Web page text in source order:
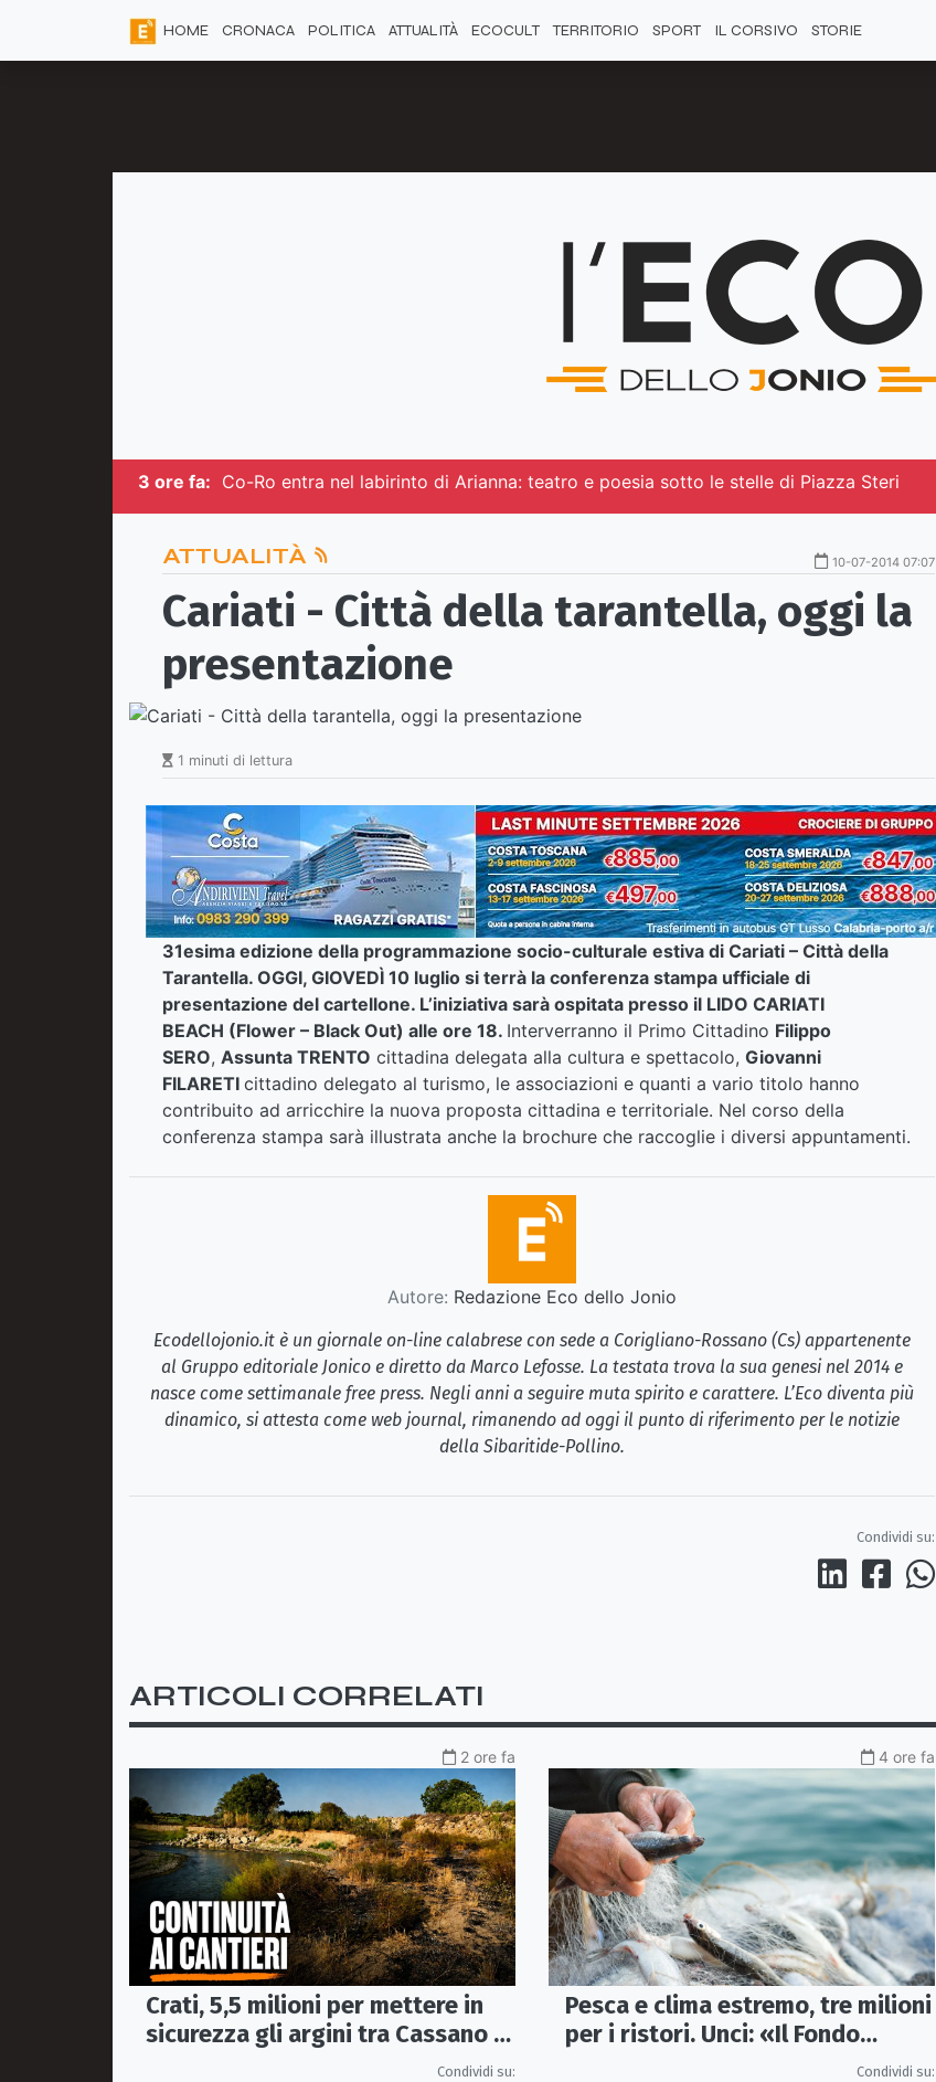
HOME CRONACA POLITICA ATTUALITÀ ECOCULT TERRITORIO SPORT IL CORSIVO STORIE
3 ore fa: Co-Ro entra nel labirinto di Arianna: teatro e poesia sotto le stelle di Piazza Steri
ATTUALITÀ 10-07-2014 07:07
Cariati - Città della tarantella, oggi la
presentazione
1 minuti di lettura
31esima edizione della programmazione socio-culturale estiva di Cariati – Città della
Tarantella. OGGI, GIOVEDÌ 10 luglio si terrà la conferenza stampa ufficiale di
presentazione del cartellone. L’iniziativa sarà ospitata presso il LIDO CARIATI
BEACH (Flower – Black Out) alle ore 18. Interverranno il Primo Cittadino Filippo
SERO, Assunta TRENTO cittadina delegata alla cultura e spettacolo, Giovanni
FILARETI cittadino delegato al turismo, le associazioni e quanti a vario titolo hanno
contribuito ad arricchire la nuova proposta cittadina e territoriale. Nel corso della
conferenza stampa sarà illustrata anche la brochure che raccoglie i diversi appuntamenti.
Autore: Redazione Eco dello Jonio
Ecodellojonio.it è un giornale on-line calabrese con sede a Corigliano-Rossano (Cs) appartenente
al Gruppo editoriale Jonico e diretto da Marco Lefosse. La testata trova la sua genesi nel 2014 e
nasce come settimanale free press. Negli anni a seguire muta spirito e carattere. L’Eco diventa più
dinamico, si attesta come web journal, rimanendo ad oggi il punto di riferimento per le notizie
della Sibaritide-Pollino.
Condividi su:
ARTICOLI CORRELATI
2 ore fa
Crati, 5,5 milioni per mettere in
sicurezza gli argini tra Cassano e
Condividi su:
4 ore fa
Pesca e clima estremo, tre milioni
per i ristori. Unci: «Il Fondo
Condividi su: